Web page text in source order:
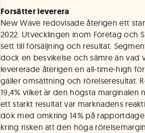
Forsätter leverera
New Wave redovisade återigen ett
2022. Utvecklingen inom Företag och
sett till försäljning och resultat.
dock en besvikelse och sämre än vad
levererade återigen en all-time-high
gäller omsättning och rörelseresultat.
19,4% vilket är den högsta marginalen
ett starkt resultat var marknadens
dök med omkring 14% på
kring risken att den höga